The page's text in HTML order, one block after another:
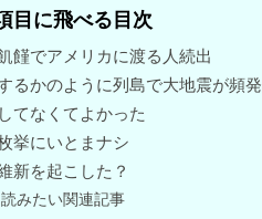
目に飛べる目次
饉でアメリカに渡る人続出
るかのように列島で大地震が頻発
てなくてよかった
挙にいとまナシ
新を起こした？
みたい関連記事